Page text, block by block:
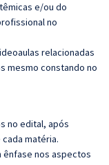
e/ou do
no
relacionadas
mesmo constando no
no edital, após
matéria.
ênfase nos aspectos